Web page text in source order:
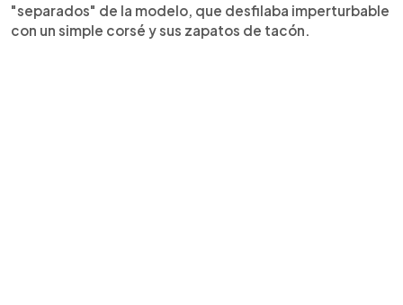
"separados" de la modelo, que desfilaba imperturbable
con un simple corsé y sus zapatos de tacón.